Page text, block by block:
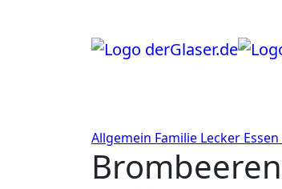
Allgemein Familie Lecker Essen
Brombeeren